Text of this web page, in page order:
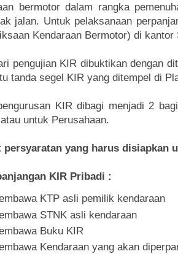
bermotor dalam rangka
jalan. Untuk pelaksanaan
Kendaraan Bermotor) di
pengujian KIR dibuktikan dengan
tanda segel KIR yang ditempel di
KIR dibagi menjadi 2
untuk Perusahaan.
persyaratan yang harus disiapkan
KIR Pribadi :
KTP asli pemilik kendaraan
STNK asli kendaraan
Buku KIR
Kendaraan yang akan